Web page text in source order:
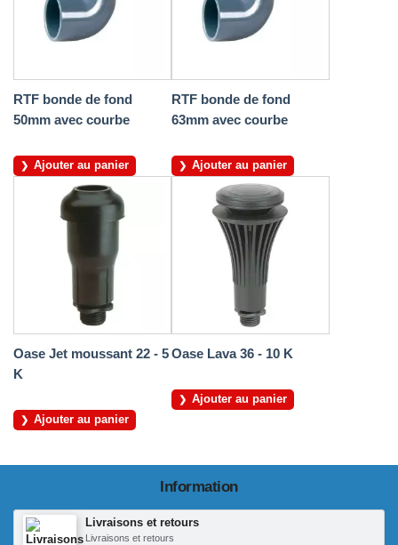
RTF bonde de fond
50mm avec courbe
Ajouter au panier
RTF bonde de fond
63mm avec courbe
Ajouter au panier
Oase Jet moussant 22 - 5
K
Ajouter au panier
Oase Lava 36 - 10 K
Ajouter au panier
Information
Livraisons et retours
Livraisons et retours